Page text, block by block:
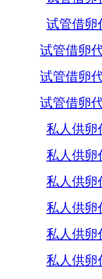
试管借卵
试管借卵
试管借卵
试管借卵
私人供卵
私人供卵
私人供卵
私人供卵
私人供卵
私人供卵